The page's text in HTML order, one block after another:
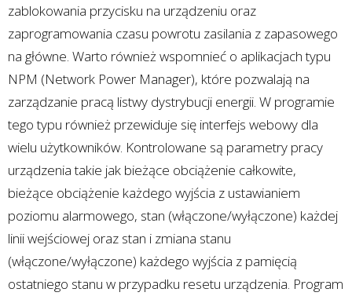
zablokowania przycisku na urządzeniu oraz
zaprogramowania czasu powrotu zasilania z zapasowego
na główne. Warto również wspomnieć o aplikacjach typu
NPM (Network Power Manager), które pozwalają na
zarządzanie pracą listwy dystrybucji energii. W programie
tego typu również przewiduje się interfejs webowy dla
wielu użytkowników. Kontrolowane są parametry pracy
urządzenia takie jak bieżące obciążenie całkowite,
bieżące obciążenie każdego wyjścia z ustawianiem
poziomu alarmowego, stan (włączone/wyłączone) każdej
linii wejściowej oraz stan i zmiana stanu
(włączone/wyłączone) każdego wyjścia z pamięcią
ostatniego stanu w przypadku resetu urządzenia. Program